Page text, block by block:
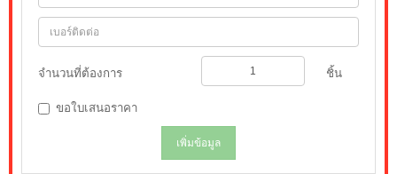
จำนวนที่ต้องการ ชิ้น
ขอใบเสนอราคา
เพิ่มข้อมูล